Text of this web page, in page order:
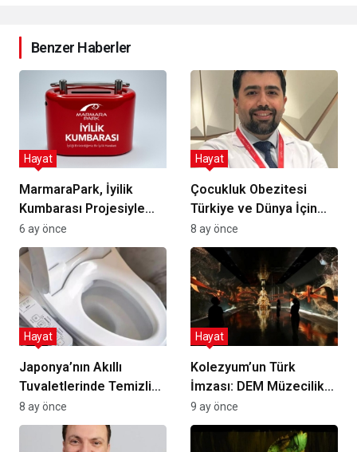
Benzer Haberler
MarmaraPark, İyilik
Kumbarası Projesiyle
UNICEF Türkiye’yi
Destekliyor
Hayat
6 ay önce
Çocukluk Obezitesi
Türkiye ve Dünya İçin
Acil Risk: 2050 İçin Yeni
Projeksiyonlar ve
Uzman Görüşleri
Hayat
8 ay önce
Japonya’nın Akıllı
Tuvaletlerinde Temizlik
Kültürü ve
Misafirperverlik:
Omotenashi ile Gizli
Hayat
8 ay önce
Kolezyum’un Türk
İmzası: DEM Müzecilik
Roma’da Deneyim
Müzesiyle Tarihi
Yeniden Anlatıyor
Hayat
9 ay önce